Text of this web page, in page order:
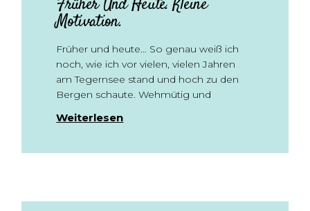
Früher Und Heute. Kleine
Motivation.
Früher und heute… So genau weiß ich
noch, wie ich vor vielen, vielen Jahren
am Tegernsee stand und hoch zu den
Bergen schaute. Wehmütig und
Weiterlesen